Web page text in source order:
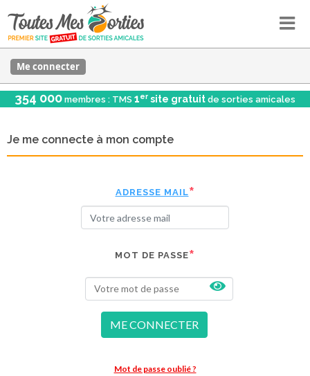
Me connecter
354 000 membres : TMS 1er site gratuit de sorties amicales
Je me connecte à mon compte
ADRESSE MAIL
MOT DE PASSE
ME CONNECTER
Mot de passe oublié ?